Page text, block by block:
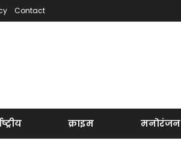
Contact
क्राइम मनोरंजन